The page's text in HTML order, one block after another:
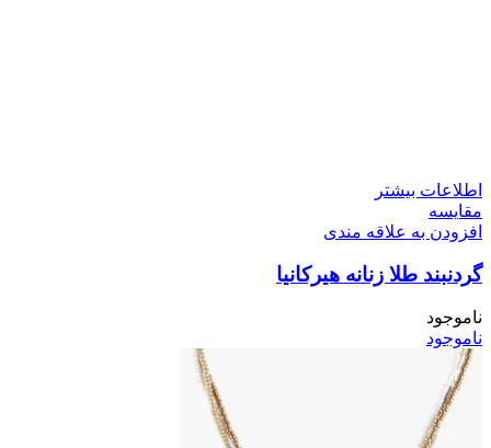
اطلاعات بیشتر
مقایسه
افزودن به علاقه مندی
گردنبند طلا زنانه هیرکانیا
ناموجود
ناموجود